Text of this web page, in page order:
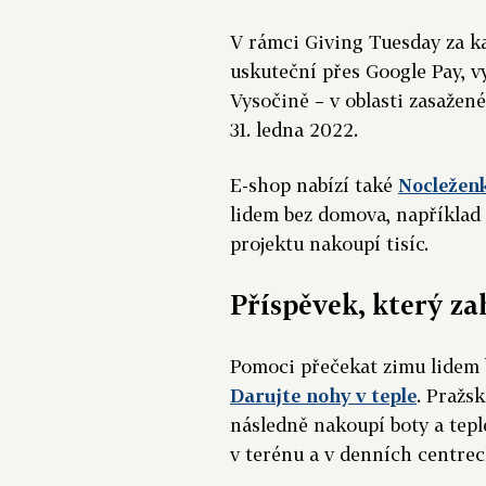
V rámci Giving Tuesday za
uskuteční přes Google Pay,
Vysočině – v oblasti
31. ledna 2022.
E-shop nabízí také
lidem bez domova,
projektu nakoupí tisíc.
Příspěvek, který
Pomoci přečekat zimu
Darujte nohy v teple.
následně nakoupí boty a
v terénu a v denních